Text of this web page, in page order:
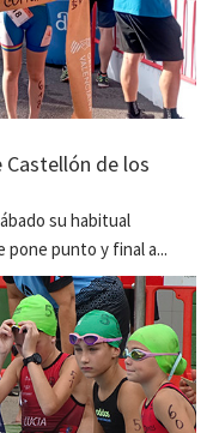
de los
su habitual
pone punto y final a...